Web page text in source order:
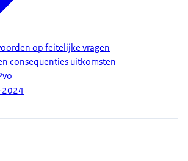
op feitelijke vragen
consequenties uitkomsten